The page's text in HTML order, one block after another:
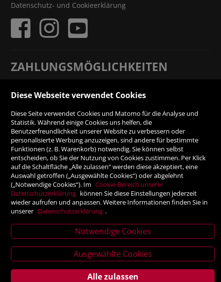
News
Datenschutz- und Cookieerklärung
ZAHLUNGSMÖGLICHKEITEN
Rechnung
Vorauskasse
SICHER ONLINE SHOPPEN!
Verlagsanstalt Tyrolia Gesellschaft m. b. H | Exlgasse 20,
6020 Innsbruck
Diese Webseite verwendet Cookies
Diese Seite verwendet Cookies und Matomo für die Analyse und
Statistik. Während einige Cookies uns helfen, die
Benutzerfreundlichkeit unserer Website zu verbessern oder
personalisierte Werbung anzuzeigen, sind andere für bestimmte
Funktionen (z. B. Warenkorb) notwendig. Sie können selbst
entscheiden, ob Sie der Nutzung von Cookies zustimmen. Per Klick
auf die Schaltfläche „Alle zulassen“ werden diese akzeptiert, eine
Auswahl getroffen („Ausgewählte Cookies“) oder abgelehnt
(„Notwendige Cookies“). Im Cookie-Bereich unserer
Datenschutzerklärung können Sie diese Einstellungen jederzeit
wieder aufrufen und anpassen. Weitere Informationen finden Sie in
unserer Datenschutzerklärung .
Notwendige Cookies
Ausgewählte Cookies
Alle zulassen